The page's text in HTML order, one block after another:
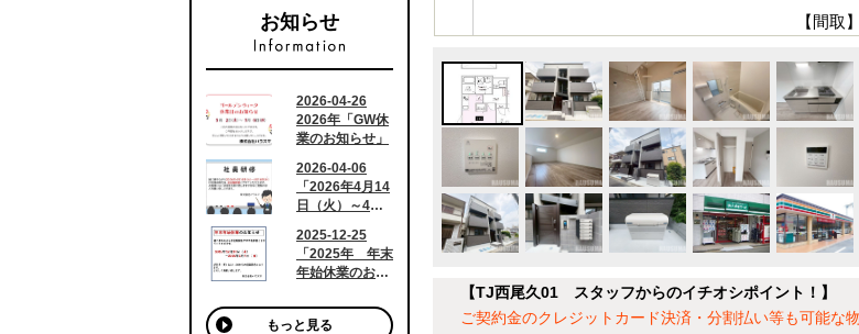
【間
【TJ西尾久01 スタッフからのイチオシポイント！】
ご契約金のクレジットカード決済・分割払い等も可能な
お知らせ
もっと見る